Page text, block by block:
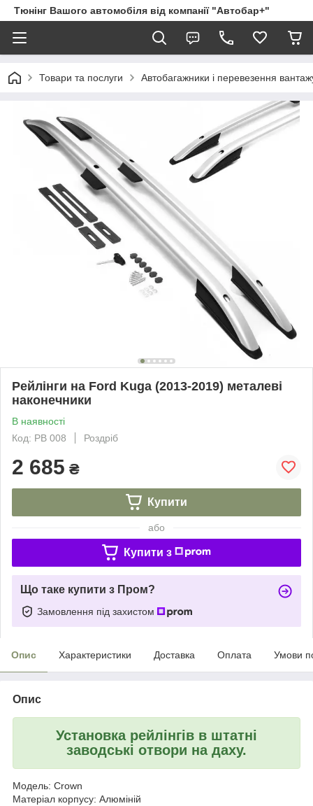
Тюнінг Вашого автомобіля від компанії "Автобар+"
Товари та послуги Автобагажники і перевезення
Рейлінги на Ford Kuga (2013-2019) металеві
наконечники
В наявності
Код: PB 008
Роздріб
2 685 ₴
Купити
або
Купити з
Що таке купити з Пром?
Замовлення під захистом
Опис Характеристики Доставка Оплата Умови
Опис
Установка рейлінгів в штатні
заводські отвори на даху.
Модель: Crown
Матеріал корпусу: Алюміній